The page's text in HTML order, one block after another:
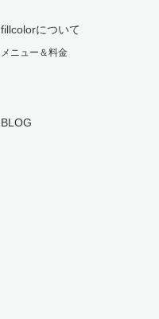
fillcolorについて
メニュー＆料金
BLOG